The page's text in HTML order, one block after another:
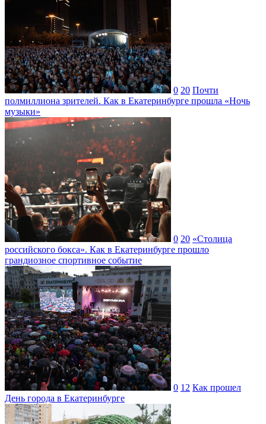
0 20 Почти
полмиллиона зрителей. Как в Екатеринбурге прошла «Ночь
музыки»
0 20 «Столица
российского бокса». Как в Екатеринбурге прошло
грандиозное спортивное событие
0 12 Как прошел
День города в Екатеринбурге